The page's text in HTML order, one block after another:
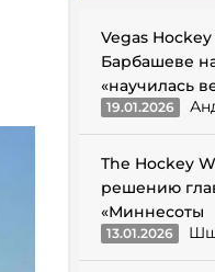
Vegas
Барбашеве
«научилась
19.01.2026
The Hockey
решению
«Миннесоты
13.01.2026